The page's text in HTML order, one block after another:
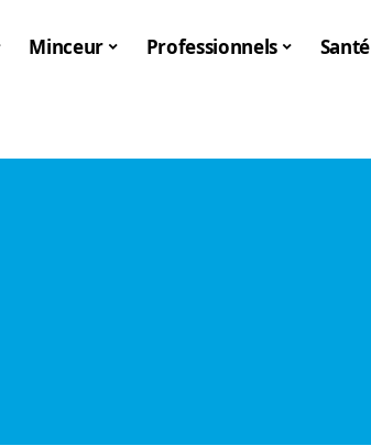
Minceur Professionnels Santé